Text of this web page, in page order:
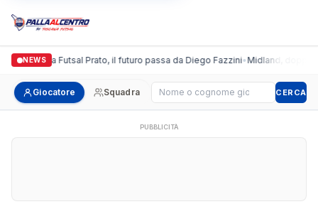
NEWS
Italgronda Futsal Prato, il futuro passa da Diego Fazzini•Midland, doppio
Giocatore Squadra Cerca giocatore CERCA
PUBBLICITÀ